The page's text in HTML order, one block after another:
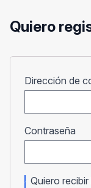
Quiero
Dirección de
Contraseña
Quiero